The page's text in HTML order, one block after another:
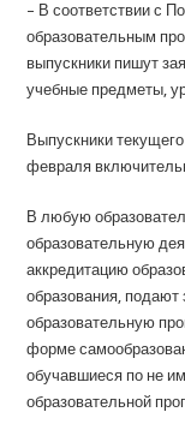
– В соответствии с
образовательным
выпускники пишут
учебные предметы,
Выпускники
февраля
В любую
образовательную
аккредитацию
образования,
образовательную
форме
обучавшиеся по не
образовательной